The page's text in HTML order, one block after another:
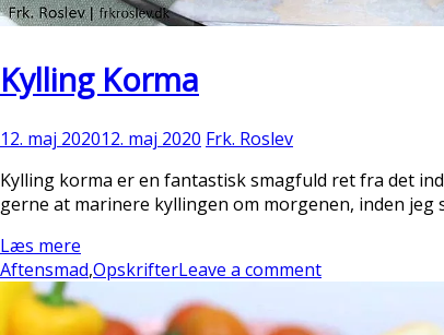
Kylling Korma
12. maj 202012. maj 2020 Frk. Roslev
Kylling korma er en fantastisk smagfuld ret fra det
gerne at marinere kyllingen om morgenen, inden
Læs mere
Aftensmad,OpskrifterLeave a comment